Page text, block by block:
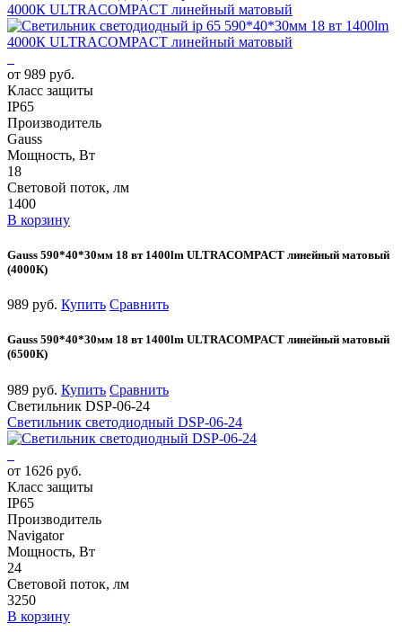
4000К ULTRACOMPACT линейный матовый
от 989 руб.
Класс защиты
IP65
Производитель
Gauss
Мощность, Вт
18
Световой поток, лм
1400
В корзину
Gauss 590*40*30мм 18 вт 1400lm ULTRACOMPACT линейный матовый
(4000К)
989 руб. Купить Сравнить
Gauss 590*40*30мм 18 вт 1400lm ULTRACOMPACT линейный матовый
(6500К)
989 руб. Купить Сравнить
Светильник DSP-06-24
Светильник светодиодный DSP-06-24
от 1626 руб.
Класс защиты
IP65
Производитель
Navigator
Мощность, Вт
24
Световой поток, лм
3250
В корзину